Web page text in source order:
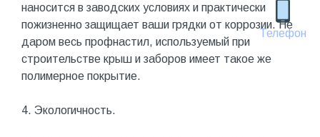
Телефон
наносится в заводских условиях и практически
пожизненно защищает ваши грядки от коррозии. Не
даром весь профнастил, используемый при
строительстве крыш и заборов имеет такое же
полимерное покрытие.
4. Экологичность.